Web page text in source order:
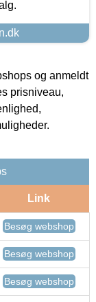
og anmeldt
prisniveau,
Link
Besøg webshop
Besøg webshop
Besøg webshop